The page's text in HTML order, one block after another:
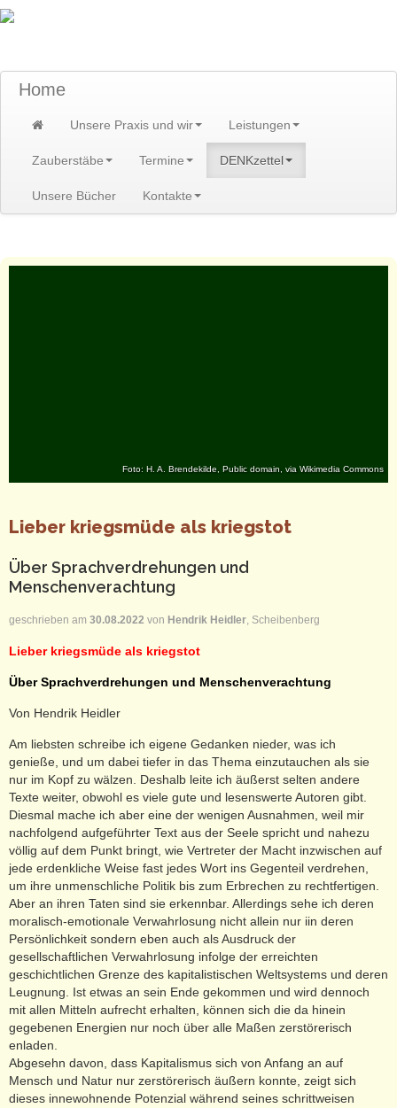
Home
Unsere Praxis und wir Leistungen
Zauberstäbe Termine DENKzettel
Unsere Bücher Kontakte
Foto: H. A. Brendekilde, Public domain, via Wikimedia Commons
Lieber kriegsmüde als kriegstot
Über Sprachverdrehungen und
Menschenverachtung
geschrieben am 30.08.2022 von Hendrik Heidler, Scheibenberg
Lieber kriegsmüde als kriegstot
Über Sprachverdrehungen und Menschenverachtung
Von Hendrik Heidler
Am liebsten schreibe ich eigene Gedanken nieder, was ich
genieße, und um dabei tiefer in das Thema einzutauchen als sie
nur im Kopf zu wälzen. Deshalb leite ich äußerst selten andere
Texte weiter, obwohl es viele gute und lesenswerte Autoren gibt.
Diesmal mache ich aber eine der wenigen Ausnahmen, weil mir
nachfolgend aufgeführter Text aus der Seele spricht und nahezu
völlig auf dem Punkt bringt, wie Vertreter der Macht inzwischen auf
jede erdenkliche Weise fast jedes Wort ins Gegenteil verdrehen,
um ihre unmenschliche Politik bis zum Erbrechen zu rechtfertigen.
Aber an ihren Taten sind sie erkennbar. Allerdings sehe ich deren
moralisch-emotionale Verwahrlosung nicht allein nur iin deren
Persönlichkeit sondern eben auch als Ausdruck der
gesellschaftlichen Verwahrlosung infolge der erreichten
geschichtlichen Grenze des kapitalistischen Weltsystems und deren
Leugnung. Ist etwas an sein Ende gekommen und wird dennoch
mit allen Mitteln aufrecht erhalten, können sich die da hinein
gegebenen Energien nur noch über alle Maßen zerstörerisch
enladen.
Abgesehn davon, dass Kapitalismus sich von Anfang an auf
Mensch und Natur nur zerstörerisch äußern konnte, zeigt sich
dieses innewohnende Potenzial während seines schrittweisen